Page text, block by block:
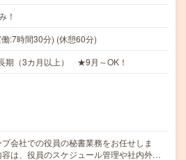
！
:7時間30分) (休憩60分)
期（3カ月以上） ★9月～OK！
会社での役員の秘書業務をお任せしま
は、役員のスケジュール管理や社内外…